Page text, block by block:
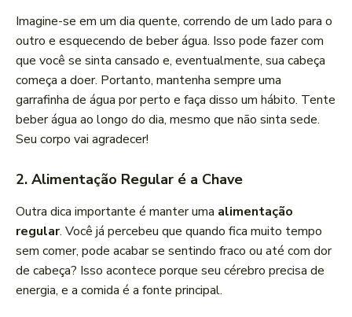
Imagine-se em um dia quente, correndo de um lado para o
outro e esquecendo de beber água. Isso pode fazer com
que você se sinta cansado e, eventualmente, sua cabeça
começa a doer. Portanto, mantenha sempre uma
garrafinha de água por perto e faça disso um hábito. Tente
beber água ao longo do dia, mesmo que não sinta sede.
Seu corpo vai agradecer!
2. Alimentação Regular é a Chave
Outra dica importante é manter uma alimentação
regular. Você já percebeu que quando fica muito tempo
sem comer, pode acabar se sentindo fraco ou até com dor
de cabeça? Isso acontece porque seu cérebro precisa de
energia, e a comida é a fonte principal.